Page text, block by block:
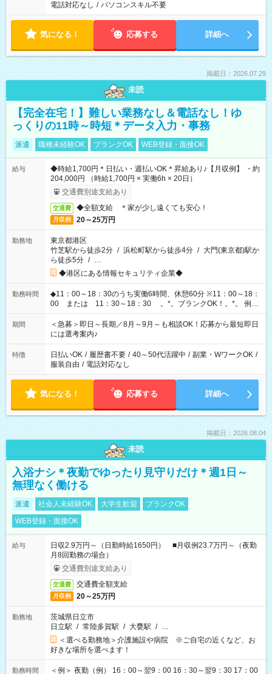
電話対応なし / パソコンスキル不要
気になる！ 応募する 詳細へ
掲載日：2026.07.29
未読
【完全在宅！】難しい業務なし＆電話なし！ゆ
っくりの11時～時短＊データ入力・事務
派遣 職種未経験OK ブランクOK WEB登録・面接OK
給与
◆時給1,700円＊日払い・週払いOK＊昇給あり♪【月収例】 ・約
204,000円 （時給1,700円 × 実働6h × 20日）
交通費別途支給あり
交通費 ◆全額支給 ＊家が少し遠くても安心！
月収例 20～25万円
勤務地
東京都港区
竹芝駅から徒歩2分 / 浜松町駅から徒歩4分 / 大門(東京都)駅か
ら徒歩5分 / …
◆港区にある情報セキュリティ企業◆
勤務時間
◆11：00～18：30のうち実働6時間、休憩60分 ※11：00～18：
00 または 11：30～18：30 。*。ブランクOK！。*。 例え
ば前職が、 在宅/財団法人/事務/コールセンター/受付/販売/カフェ
スタッフ スイーツ販売/ホテルフロント/化粧品販売/など 様々な
業界から入社して活躍されています♪
期間
＜急募＞即日～長期／8月～9月～も相談OK！応募から最短即日
には選考案内♪
特徴 日払いOK / 履歴書不要 / 40～50代活躍中 / 副業・WワークOK /
服装自由 / 電話対応なし
気になる！ 応募する 詳細へ
掲載日：2026.08.04
未読
入浴ナシ＊夜勤でゆったり見守りだけ＊週1日～
無理なく働ける
派遣 社会人未経験OK 大学生歓迎
ブランクOK
WEB登録・面接OK
給与
日収2.9万円～（日勤時給1650円） ■月収例23.7万円～（夜勤
月8回勤務の場合）
交通費別途支給あり
交通費 交通費全額支給
月収例 20～25万円
勤務地
茨城県日立市
日立駅 / 常陸多賀駅 / 大甕駅 / …
＜選べる勤務地＞介護施設や病院 ※ご自宅の近くなど、お
好きな場所を選べます！
勤務時間 ＜例＞ 夜勤（例） 16：00～翌9：00 16：30～翌9：30 17：00